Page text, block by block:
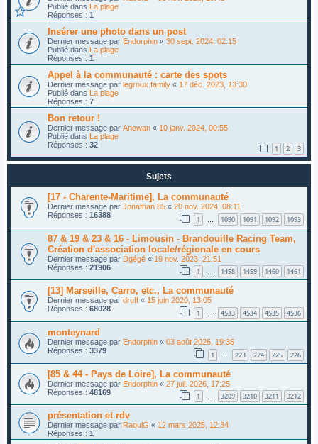
Publié dans La plage
Réponses : 1
Insérer une photo dans un post
Dernier message par Endorphin « 30 sept. 2024, 02:15
Publié dans La plage
Réponses : 1
Appel à la communauté : carte des spots
Dernier message par legroux.family « 17 déc. 2023, 13:30
Publié dans La plage
Réponses : 7
Bon retour !
Dernier message par Anowan « 10 janv. 2024, 00:55
Publié dans La plage
Réponses : 32 1 2 3
Sujets
[17 - Charente-Maritime], La communauté
Dernier message par Jonathan 85 « 20 nov. 2024, 08:11
Réponses : 16388 1 … 1090 1091 1092 1093
87 & 19 & 23 & 16 - Limousin - Brandouille Racing Team,
Création d'association locale/régionale en cours
Dernier message par Dgégé « 19 nov. 2023, 21:51
Réponses : 21906 1 1458 1459 1460 1461
[13] Marseille, Carro, etc., La communauté
Dernier message par druff « 15 juin 2020, 13:05
Réponses : 68028 1 4533 4534 4535 4536
monteynard
Dernier message par Endorphin « 03 août 2026, 19:35
Réponses : 3379 1 … 223 224 225 226
[85 & 44 - Pays de Loire], La communauté
Dernier message par Endorphin « 27 juil. 2026, 17:25
Réponses : 48169 1 3209 3210 3211 3212
présentation et rdv
Dernier message par RaoulG « 12 mars 2025, 12:34
Réponses : 1